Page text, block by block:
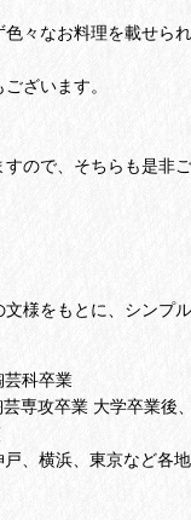
々なお料理を載せられ
ざいます。
ので、そちらも是非ご
様をもとに、シンプ
科卒業
専攻卒業 大学卒業後
、横浜、東京など各